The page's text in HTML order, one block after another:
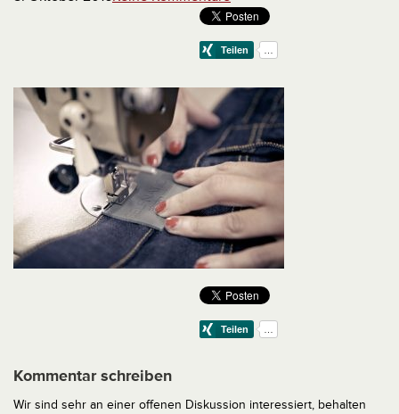
Kommentar schreiben
Wir sind sehr an einer offenen Diskussion interessiert, behalten